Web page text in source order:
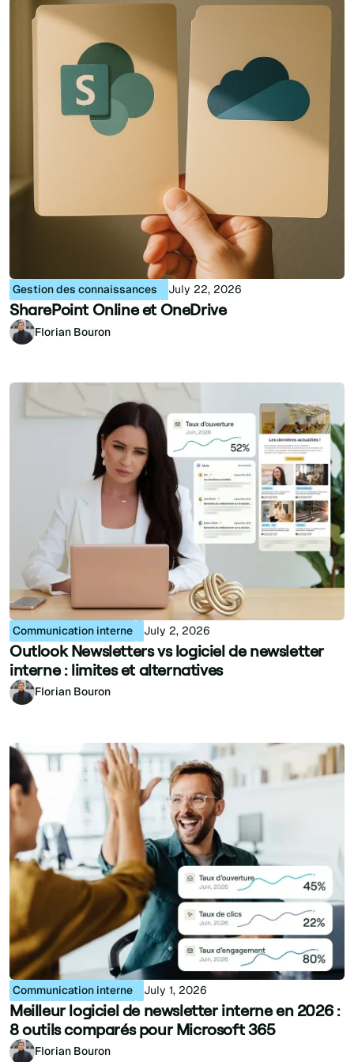
Gestion des connaissances July 22, 2026
SharePoint Online et OneDrive
Florian Bouron
Communication interne July 2, 2026
Outlook Newsletters vs logiciel de newsletter
interne : limites et alternatives
Florian Bouron
Communication interne July 1, 2026
Meilleur logiciel de newsletter interne en 2026 :
8 outils comparés pour Microsoft 365
Florian Bouron